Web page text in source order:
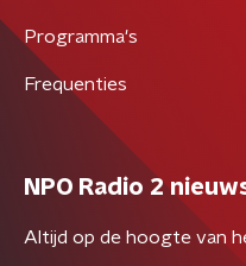
Programma's
Frequenties
NPO Radio 2
Altijd op de hoogte van